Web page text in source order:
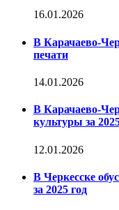
16.01.2026
В Карачаево-
печати
14.01.2026
В Карачаево-
культуры за
12.01.2026
В Черкесске
за 2025 год